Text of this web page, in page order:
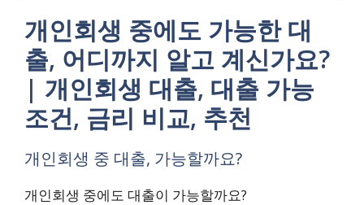
개인회생 중에도 가능한 대
출, 어디까지 알고 계신가요?
| 개인회생 대출, 대출 가능
조건, 금리 비교, 추천
개인회생 중 대출, 가능할까요?
개인회생 중에도 대출이 가능할까요?